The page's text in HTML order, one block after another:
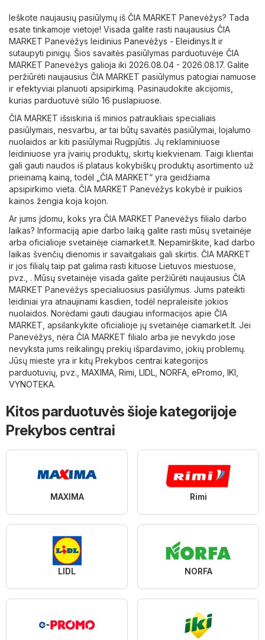
Ieškote naujausių pasiūlymų iš ČIA MARKET Panevėžys? Tada
esate tinkamoje vietoje! Visada galite rasti naujausius ČIA
MARKET Panevėžys leidinius Panevėžys - Eleidinys.lt ir
sutaupyti pinigų. Šios savaitės pasiūlymas parduotuvėje ČIA
MARKET Panevėžys galioja iki 2026.08.04 - 2026.08.17. Galite
peržiūrėti naujausius ČIA MARKET pasiūlymus patogiai namuose
ir efektyviai planuoti apsipirkimą. Pasinaudokite akcijomis,
kurias parduotuvė siūlo 16 puslapiuose.
ČIA MARKET išsiskiria iš minios patraukliais specialiais
pasiūlymais, nesvarbu, ar tai būtų savaitės pasiūlymai, lojalumo
nuolaidos ar kiti pasiūlymai Rugpjūtis. Jų reklaminiuose
leidiniuose yra įvairių produktų, skirtų kiekvienam. Taigi klientai
gali gauti naudos iš plataus kokybiškų produktų asortimento už
prieinamą kainą, todėl „ČIA MARKET“ yra geidžiama
apsipirkimo vieta. ČIA MARKET Panevėžys kokybė ir puikios
kainos žengia koja kojon.
Ar jums įdomu, koks yra ČIA MARKET Panevėžys filialo darbo
laikas? Informaciją apie darbo laiką galite rasti mūsų svetainėje
arba oficialioje svetainėje ciamarket.lt. Nepamirškite, kad darbo
laikas švenčių dienomis ir savaitgaliais gali skirtis. ČIA MARKET
ir jos filialų taip pat galima rasti kituose Lietuvos miestuose,
pvz., . Mūsų svetainėje visada galite peržiūrėti naujausius ČIA
MARKET Panevėžys specialiuosius pasiūlymus. Jums pateikti
leidiniai yra atnaujinami kasdien, todėl nepraleisite jokios
nuolaidos. Norėdami gauti daugiau informacijos apie ČIA
MARKET, apsilankykite oficialioje jų svetainėje ciamarket.lt. Jei
Panevėžys, nėra ČIA MARKET filialo arba jie nevykdo jose
nevyksta jums reikalingų prekių išpardavimo, jokių problemų.
Jūsų mieste yra ir kitų Prekybos centrai kategorijos
parduotuvių, pvz., MAXIMA Rimi LIDL NORFA ePromo IKI
VYNOTEKA.
Kitos parduotuvės šioje kategorijoje
Prekybos centrai
MAXIMA Rimi
LIDL NORFA